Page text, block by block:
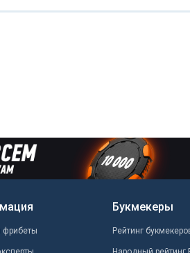
фрибеты
Букмекеры
Рейтинг